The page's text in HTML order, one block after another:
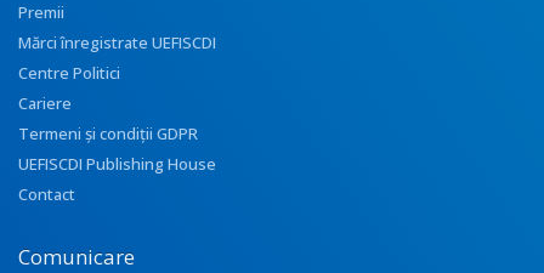
Premii
Mărci înregistrate UEFISCDI
Centre Politici
Cariere
Termeni și condiții GDPR
UEFISCDI Publishing House
Contact
Comunicare